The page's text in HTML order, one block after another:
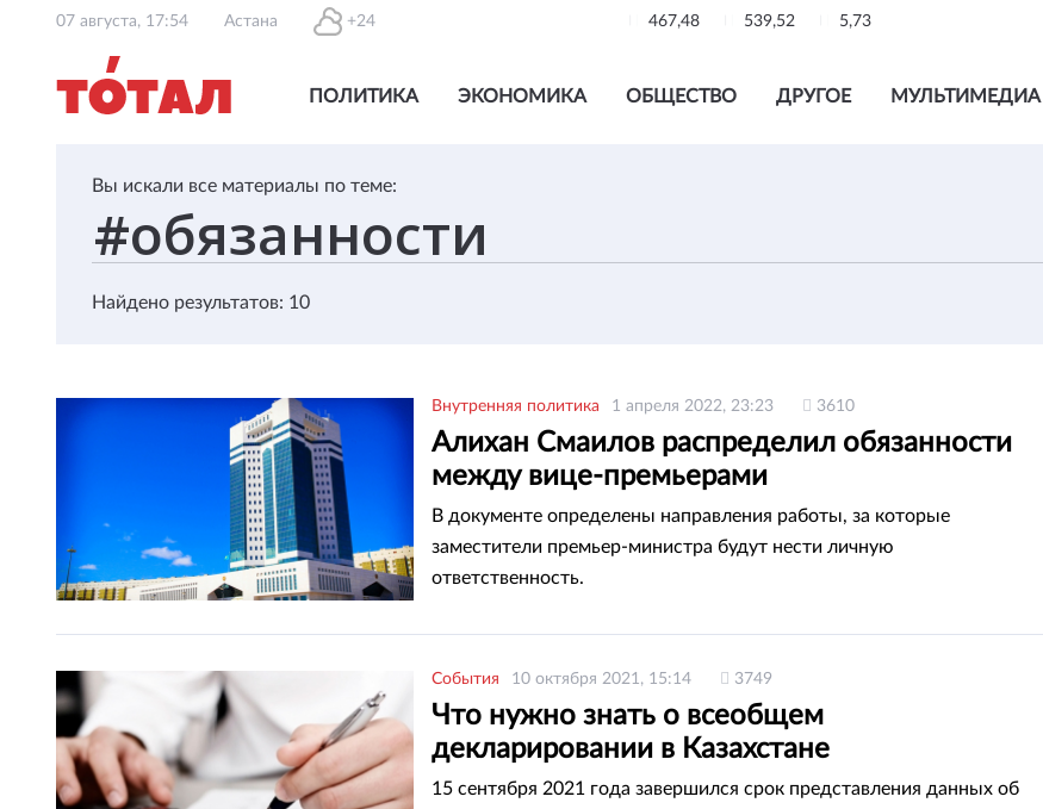
07 августа, 17:54 Астана +24 467,48 539,52 5,73
ПОЛИТИКА ЭКОНОМИКА ОБЩЕСТВО ДРУГОЕ МУЛЬТИМЕДИА
Вы искали все материалы по теме:
Найдено результатов: 10
Внутренняя политика 1 апреля 2022, 23:23 3610
Алихан Смаилов распределил обязанности
между вице-премьерами
В документе определены направления работы, за которые
заместители премьер-министра будут нести личную
ответственность.
События 10 октября 2021, 15:14 3749
Что нужно знать о всеобщем
декларировании в Казахстане
15 сентября 2021 года завершился срок представления данных об